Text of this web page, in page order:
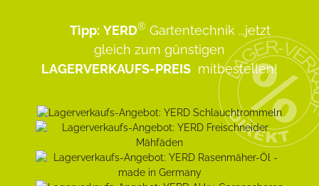
Tipp: YERD® Gartentechnik ...jetzt
gleich zum günstigen
LAGERVERKAUFS-PREIS mitbestellen!